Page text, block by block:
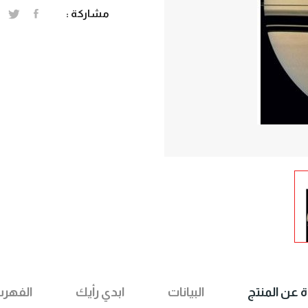
مشاركة :
عن المنتج البيانات ابدي رأيك